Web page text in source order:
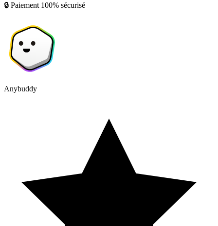
🔒 Paiement 100% sécurisé
Anybuddy